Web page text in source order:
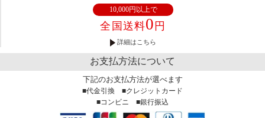
10,000円以上で
全国送料0 円
詳細はこちら
お支払方法について
下記のお支払方法が選べます
■代金引換 ■クレジットカード
■コンビニ ■銀行振込